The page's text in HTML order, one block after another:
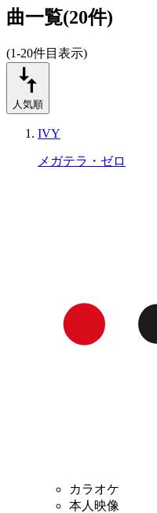
曲一覧(20件)
(1-20件目表示)
人気順
IVY
メガテラ・ゼロ
カラオケ
本人映像